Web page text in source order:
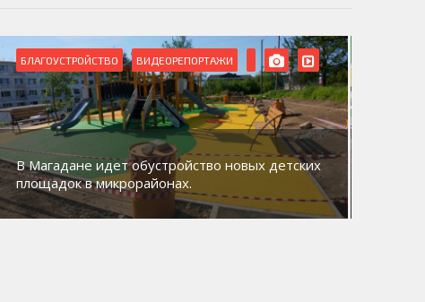
БЛАГОУСТРОЙСТВО ВИДЕОРЕПОРТАЖИ
В Магадане идет обустройство новых детских
площадок в микрорайонах.